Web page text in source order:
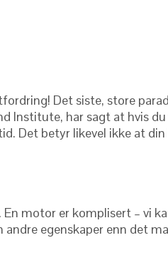
Det siste, store
Institute, har sagt at hvis
Det betyr likevel ikke at
motor er komplisert – vi
egenskaper enn det